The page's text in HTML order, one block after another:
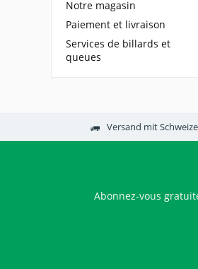
Notre magasin
Paiement et livraison
Services de billards et
queues
Versand mit
Abonnez-vous